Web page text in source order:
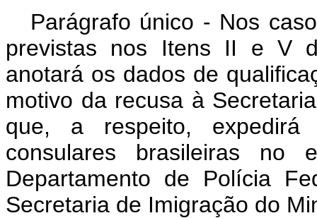
Parágrafo único - Nos
previstas nos Itens II e V
anotará os dados de
motivo da recusa à
que, a respeito,
consulares brasileiras no
Departamento de Polícia
Secretaria de Imigração do